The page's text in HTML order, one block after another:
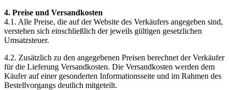
4. Preise und Versandkosten
4.1. Alle Preise, die auf der Website des Verkäufers angegeben sind,
verstehen sich einschließlich der jeweils gültigen gesetzlichen
Umsatzsteuer.
4.2. Zusätzlich zu den angegebenen Preisen berechnet der Verkäufer
für die Lieferung Versandkosten. Die Versandkosten werden dem
Käufer auf einer gesonderten Informationsseite und im Rahmen des
Bestellvorgangs deutlich mitgeteilt.